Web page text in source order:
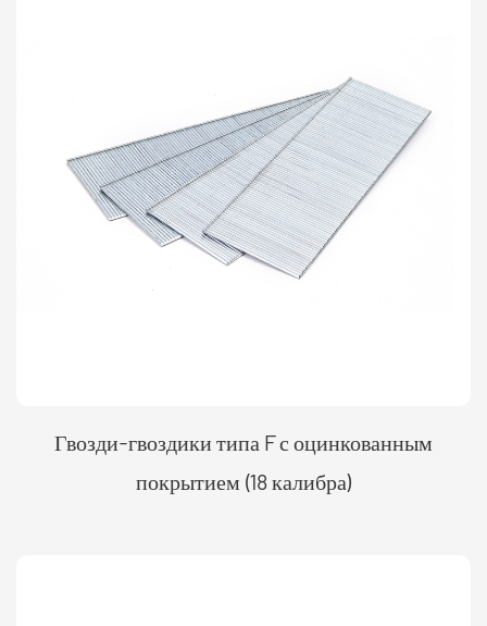
Гвозди-гвоздики типа F с оцинкованным
покрытием (18 калибра)